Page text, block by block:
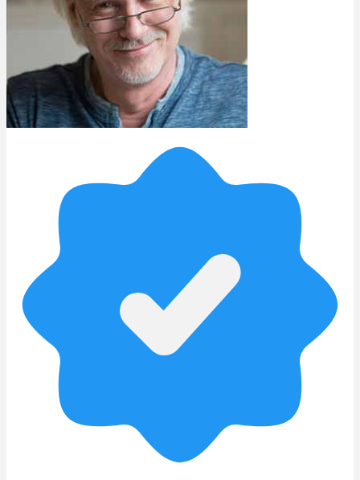
Rezept Service
Apotheken Service
Lieferung
Erfahrungen
Menü